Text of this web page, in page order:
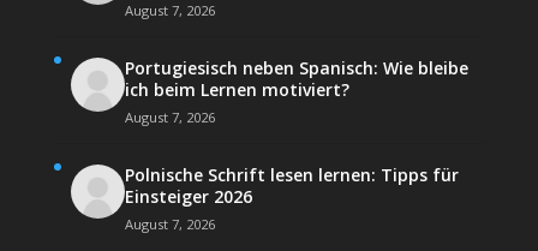
August 7, 2026
Portugiesisch neben Spanisch: Wie bleibe
ich beim Lernen motiviert?
August 7, 2026
Polnische Schrift lesen lernen: Tipps für
Einsteiger 2026
August 7, 2026